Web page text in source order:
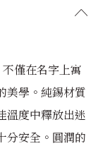
僅在名字上寓
美學。純錫材質
溫度中釋放出迷
分安全。圓潤的